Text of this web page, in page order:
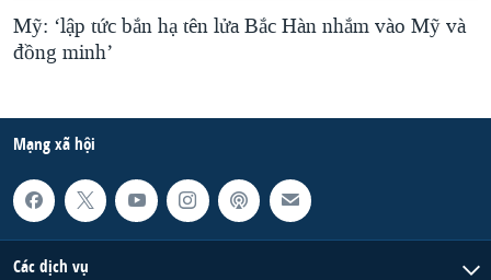
Mỹ: ‘lập tức bắn hạ tên lửa Bắc Hàn nhắm vào Mỹ và
đồng minh’
Mạng xã hội
Các dịch vụ